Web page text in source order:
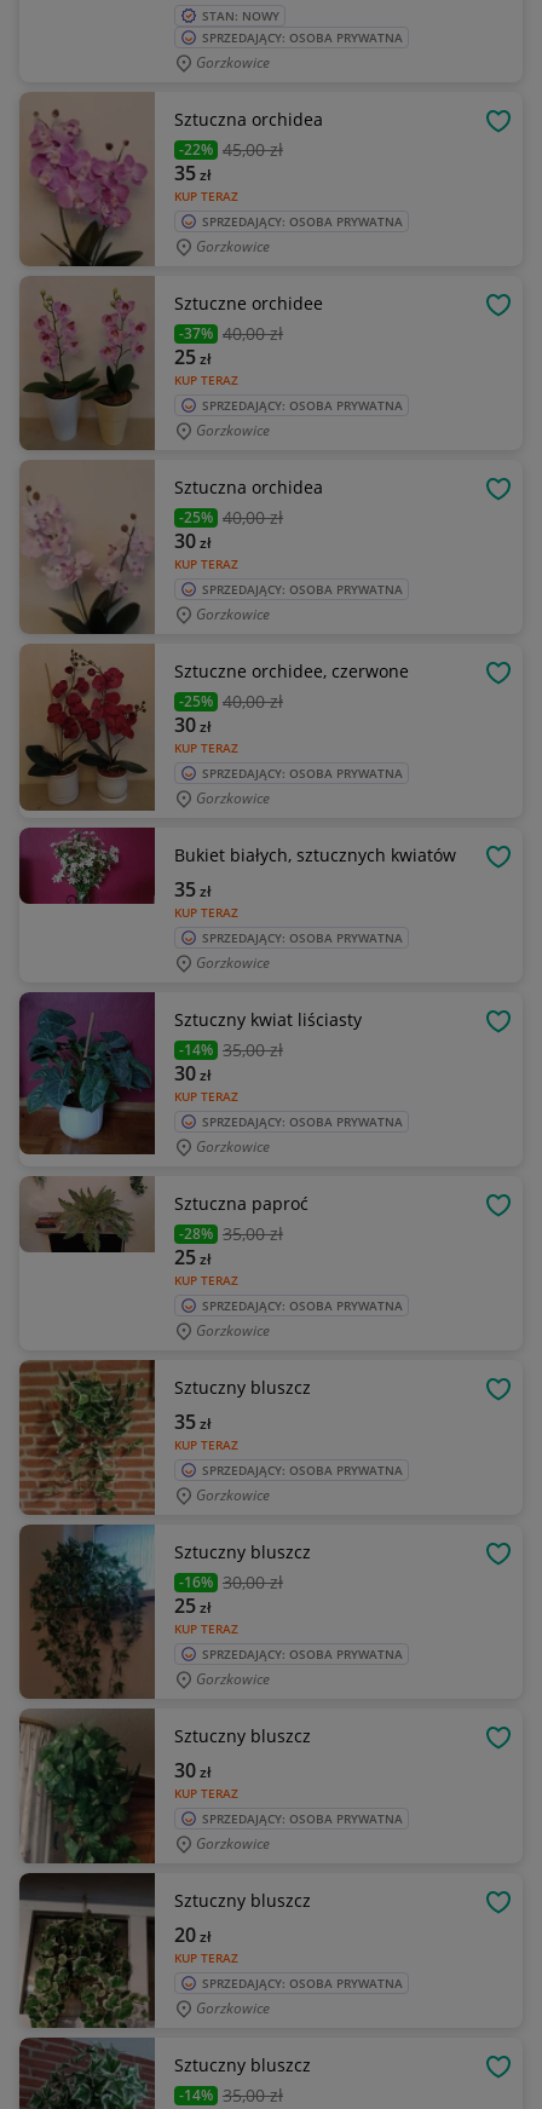
STAN: NOWY
SPRZEDAJĄCY: OSOBA PRYWATNA
Gorzkowice
Sztuczna orchidea
-22% 45,00 zł
KUP TERAZ
35zł
SPRZEDAJĄCY: OSOBA PRYWATNA
Gorzkowice
Sztuczne orchidee
-37% 40,00 zł
KUP TERAZ
25zł
SPRZEDAJĄCY: OSOBA PRYWATNA
Gorzkowice
Sztuczna orchidea
-25% 40,00 zł
KUP TERAZ
30zł
SPRZEDAJĄCY: OSOBA PRYWATNA
Gorzkowice
Sztuczne orchidee, czerwone
-25% 40,00 zł
KUP TERAZ
30zł
SPRZEDAJĄCY: OSOBA PRYWATNA
Gorzkowice
Bukiet białych, sztucznych kwiatów
KUP TERAZ
35zł
SPRZEDAJĄCY: OSOBA PRYWATNA
Gorzkowice
Sztuczny kwiat liściasty
-14% 35,00 zł
KUP TERAZ
30zł
SPRZEDAJĄCY: OSOBA PRYWATNA
Gorzkowice
Sztuczna paproć
-28% 35,00 zł
KUP TERAZ
25zł
SPRZEDAJĄCY: OSOBA PRYWATNA
Gorzkowice
Sztuczny bluszcz
KUP TERAZ
35zł
SPRZEDAJĄCY: OSOBA PRYWATNA
Gorzkowice
Sztuczny bluszcz
-16% 30,00 zł
KUP TERAZ
25zł
SPRZEDAJĄCY: OSOBA PRYWATNA
Gorzkowice
Sztuczny bluszcz
KUP TERAZ
30zł
SPRZEDAJĄCY: OSOBA PRYWATNA
Gorzkowice
Sztuczny bluszcz
KUP TERAZ
20zł
SPRZEDAJĄCY: OSOBA PRYWATNA
Gorzkowice
Sztuczny bluszcz
-14% 35,00 zł